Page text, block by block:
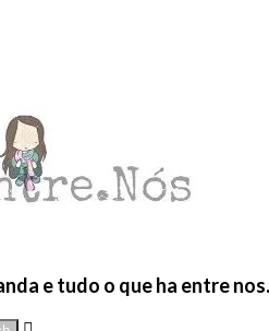
e tudo o que ha entre